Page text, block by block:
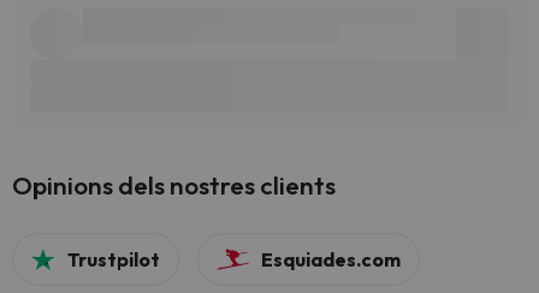
Opinions dels nostres clients
Trustpilot Esquiades.com